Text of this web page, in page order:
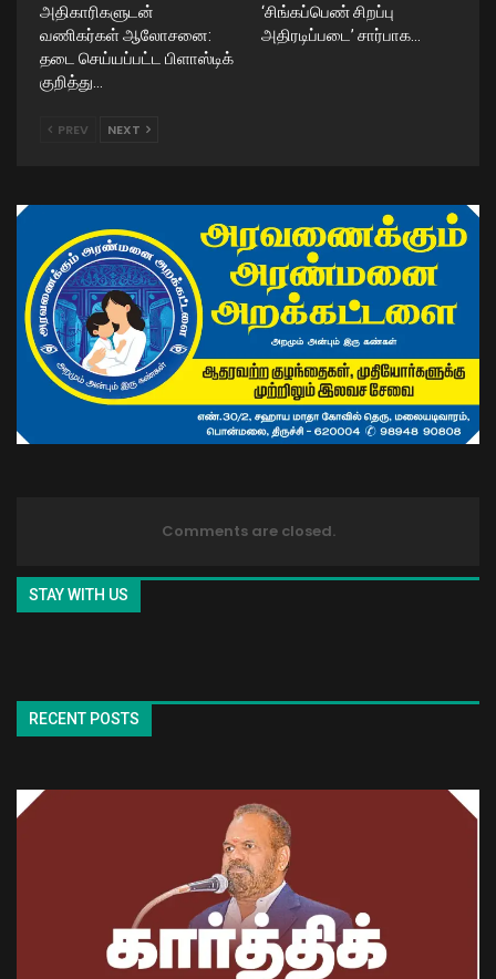
அதிகாரிகளுடன்
வணிகர்கள் ஆலோசனை:
தடை செய்யப்பட்ட பிளாஸ்டிக்
குறித்து…
‘சிங்கப்பெண் சிறப்பு
அதிரடிப்படை’ சார்பாக…
PREV NEXT
Comments are closed.
STAY WITH US
RECENT POSTS